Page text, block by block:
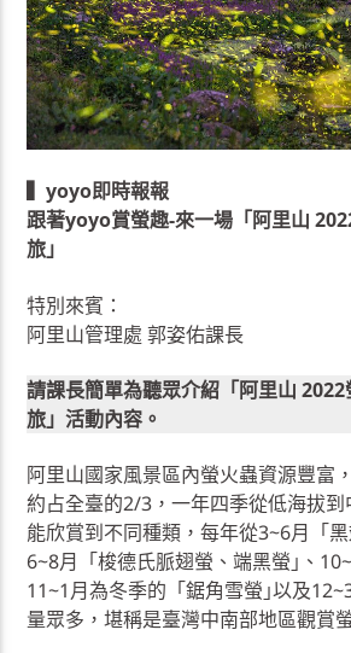
▍yoyo即時報報
跟著yoyo賞螢趣-來一場「阿里山
旅」
特別來賓：
阿里山管理處 郭姿佑課長
請課長簡單為聽眾介紹「阿里山
旅」活動內容。
阿里山國家風景區內螢火蟲資源豐富
約占全臺的2/3，一年四季從低海拔
能欣賞到不同種類，每年從3~6月「
6~8月「梭德氏脈翅螢、端黑螢｣、
11~1月為冬季的「鋸角雪螢｣以及
量眾多，堪稱是臺灣中南部地區觀賞